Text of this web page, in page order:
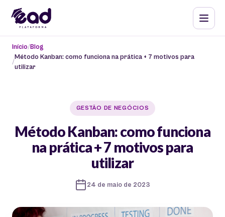
Início Blog
Método Kanban: como funciona na prática + 7 motivos para
utilizar
GESTÃO DE NEGÓCIOS
Método Kanban: como funciona
na prática + 7 motivos para
utilizar
24 de maio de 2023